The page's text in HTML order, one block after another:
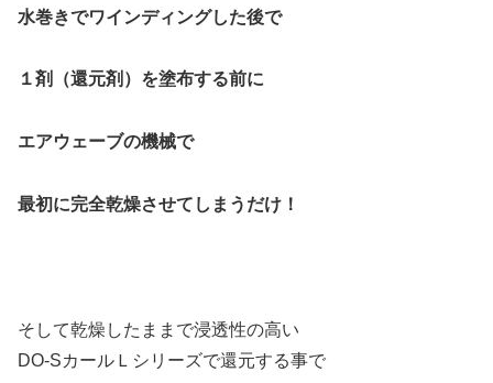
水巻きでワインディングした後で
１剤（還元剤）を塗布する前に
エアウェーブの機械で
最初に完全乾燥させてしまうだけ！
そして乾燥したままで浸透性の高い
DO-SカールＬシリーズで還元する事で